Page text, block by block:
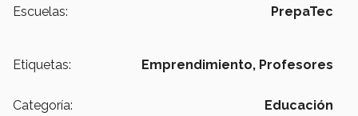
Escuelas: PrepaTec
Etiquetas: Emprendimiento, Profesores
Categoría: Educación